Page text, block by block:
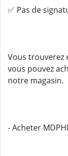
✅ Pas de
Vous trouverez
vous pouvez
notre magasin.
- Acheter